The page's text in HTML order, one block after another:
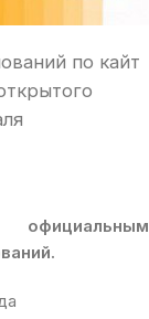
по кайт